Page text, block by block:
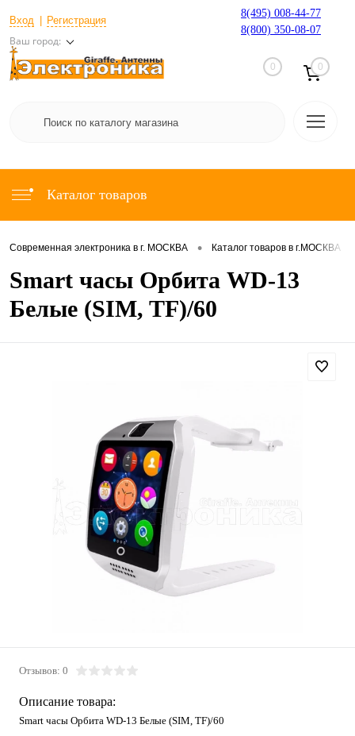
Вход Регистрация
Ваш город:
8(495) 008-44-77
8(800) 350-08-07
0 0
Каталог товаров
Современная электроника в г. МОСКВА • Каталог товаров в г.МОСКВА
Smart часы Орбита WD-13
Белые (SIM, TF)/60
Отзывов: 0
Описание товара:
Smart часы Орбита WD-13 Белые (SIM, TF)/60